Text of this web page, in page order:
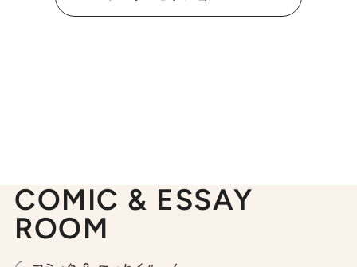
COMIC & ESSAY
ROOM